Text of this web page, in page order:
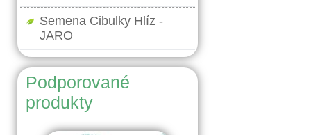
Semena Cibulky Hlíz -
JARO
Podporované
produkty